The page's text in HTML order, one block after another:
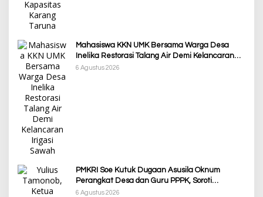
Mahasiswa KKN UMK Bersama Warga Desa
Inelika Restorasi Talang Air Demi Kelancaran
Irigasi Sawah
6 Agustus 2026
PMKRI Soe Kutuk Dugaan Asusila Oknum
Perangkat Desa dan Guru PPPK, Soroti
Ketimpangan Penanganan Pemkab TTS
6 Agustus 2026